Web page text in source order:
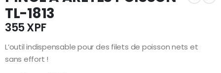
TL-1813
355XPF
L’outil indispensable pour des filets de poisson nets et
sans effort !